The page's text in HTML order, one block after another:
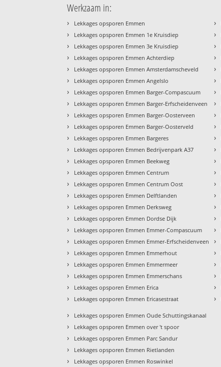
Werkzaam in:
› Lekkages opsporen Emmen
› Lekkages opsporen Emmen 1e Kruisdiep
› Lekkages opsporen Emmen 3e Kruisdiep
› Lekkages opsporen Emmen Achterdiep
› Lekkages opsporen Emmen Amsterdamscheveld
› Lekkages opsporen Emmen Angelslo
› Lekkages opsporen Emmen Barger-Compascuum
› Lekkages opsporen Emmen Barger-Erfscheidenveen
› Lekkages opsporen Emmen Barger-Oosterveen
› Lekkages opsporen Emmen Barger-Oosterveld
› Lekkages opsporen Emmen Bargeres
› Lekkages opsporen Emmen Bedrijvenpark A37
› Lekkages opsporen Emmen Beekweg
› Lekkages opsporen Emmen Centrum
› Lekkages opsporen Emmen Centrum Oost
› Lekkages opsporen Emmen Delftlanden
› Lekkages opsporen Emmen Derksweg
› Lekkages opsporen Emmen Dordse Dijk
› Lekkages opsporen Emmen Emmer-Compascuum
› Lekkages opsporen Emmen Emmer-Erfscheidenveen
› Lekkages opsporen Emmen Emmerhout
› Lekkages opsporen Emmen Emmermeer
› Lekkages opsporen Emmen Emmerschans
› Lekkages opsporen Emmen Erica
› Lekkages opsporen Emmen Ericasestraat
›
›
›
›
›
›
›
›
›
›
›
›
›
›
›
›
›
›
›
›
›
›
›
›
›
› Lekkages opsporen Emmen Oude Schuttingskanaal
› Lekkages opsporen Emmen over 't spoor
› Lekkages opsporen Emmen Parc Sandur
› Lekkages opsporen Emmen Rietlanden
› Lekkages opsporen Emmen Roswinkel